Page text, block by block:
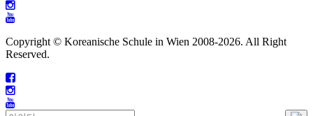
Copyright © Koreanische Schule in Wien 2008-2026. All Right
Reserved.